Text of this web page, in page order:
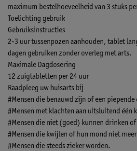
maximum bestelhoeveelheid van 3 stuks
Toelichting gebruik
Gebruiksinstructies
2-3 uur tussenpozen aanhouden, tablet
dagen gebruiken zonder overleg met arts.
Maximale Dagdosering
12 zuigtabletten per 24 uur
Raadpleeg uw huisarts bij
#Mensen die benauwd zijn of een
#Mensen met klachten aan uitsluitend één
#Mensen die niet (goed) kunnen drinken
#Mensen die kwijlen of hun mond niet
#Mensen die steeds zieker worden.